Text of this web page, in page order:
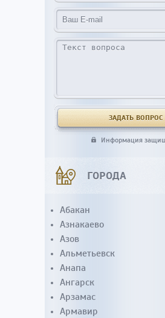
Информация
ГОРОДА
Абакан
Азнакаево
Азов
Альметьевск
Анапа
Ангарск
Арзамас
Армавир